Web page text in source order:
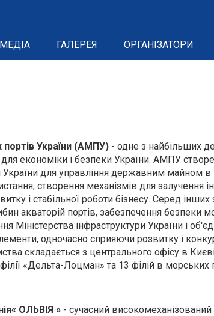
МЕДІА ГАЛЕРЕЯ ОРГАНІЗАТОРИ
портів України (АМПУ) - одне з найбільших
для економіки і безпеки України. АМПУ
для управління державним майном в
створення механізмів для залучення
і стабільної роботи бізнесу. Серед інших
акваторій портів, забезпечення безпеки
Міністерства інфраструктури України і
одночасно сприяючи розвитку і
складається з центрального офісу в
«Дельта-Лоцман» та 13 філій в морських
ОЛЬВІЯ » - сучасний